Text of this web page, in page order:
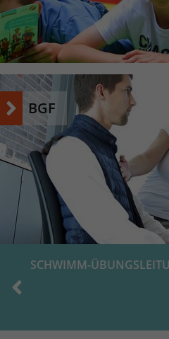
BGF
SCHWIMM-
Name _dc_gtm_UA-
Anbieter Google
Laufzeit 1 Minute
Zweck
Dieser Cookie
Alter,
dazu den
Manager, um